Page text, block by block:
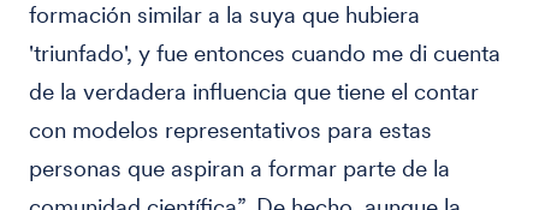
formación similar a la suya que hubiera
'triunfado', y fue entonces cuando me di cuenta
de la verdadera influencia que tiene el contar
con modelos representativos para estas
personas que aspiran a formar parte de la